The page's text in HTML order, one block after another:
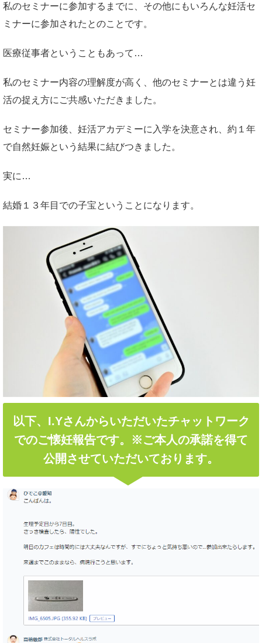
私のセミナーに参加するまでに、その他にもいろんな妊活セ
ミナーに参加されたとのことです。
医療従事者ということもあって…
私のセミナー内容の理解度が高く、他のセミナーとは違う妊
活の捉え方にご共感いただきました。
セミナー参加後、妊活アカデミーに入学を決意され、約１年
で自然妊娠という結果に結びつきました。
実に…
結婚１３年目での子宝ということになります。
以下、I.Yさんからいただいたチャットワーク
でのご懐妊報告です。※ご本人の承諾を得て
公開させていただいております。